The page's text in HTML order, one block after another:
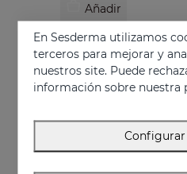
Añadir
CELULEX Gel Anticelulítico
Gel anticelulítico con efecto reductor y tensor
44.95 €
En Sesderma utilizamos
terceros para mejorar y
nuestros site. Puede
información sobre nuestra